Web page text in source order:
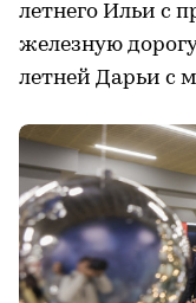
летнего Ильи с
железную
летней Дарьи с